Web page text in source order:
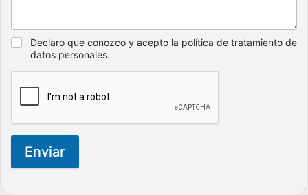
Declaro que conozco y acepto la política de tratamiento de
datos personales.
Enviar